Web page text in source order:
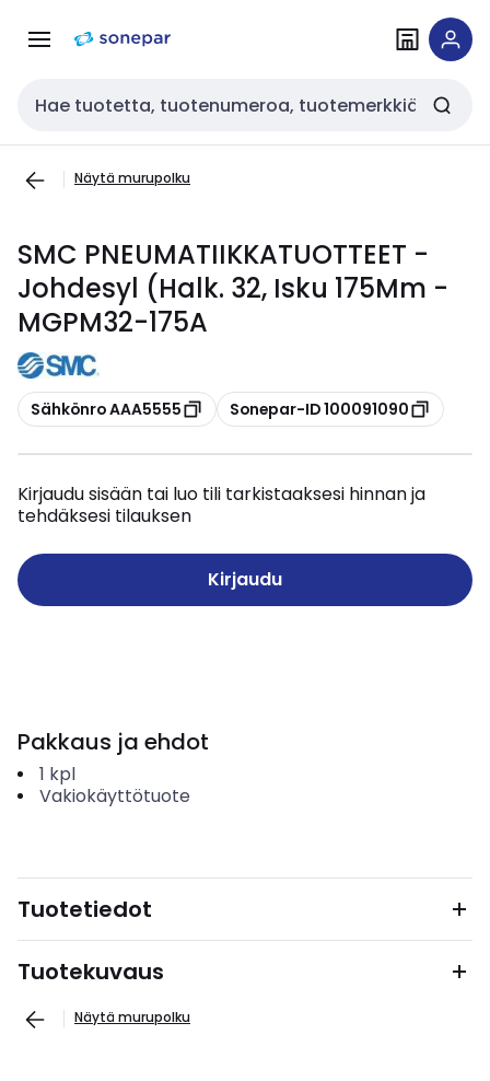
navigointiinsisältöön
Haku
Näytä murupolku
SMC PNEUMATIIKKATUOTTEET -
Johdesyl (Halk. 32, Isku 175Mm -
MGPM32-175A
Kopioi
Sähkönro AAA5555 Kopioi
Sonepar-ID 100091090
Kirjaudu sisään tai luo tili tarkistaaksesi hinnan ja
tehdäksesi tilauksen
Kirjaudu
Pakkaus ja ehdot
1 kpl
Vakiokäyttötuote
Tuotetiedot
Tuotekuvaus
Näytä murupolku